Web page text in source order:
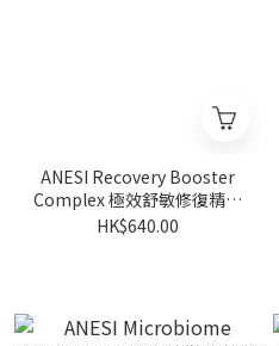
ANESI Recovery Booster
Complex 極效舒敏修復精華
140ml
HK$640.00